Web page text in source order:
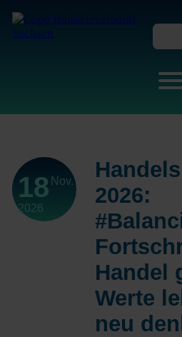
18 Nov.
2026
2026:
Handel
Werte
neu